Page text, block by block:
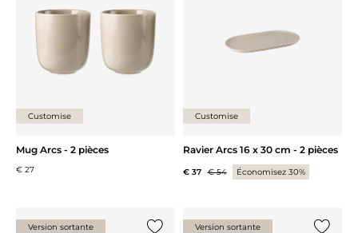
Customise
Mug Arcs - 2 pièces
€ 27
Customise
Ravier Arcs 16 x 30 cm - 2 pièces
€ 37 € 54 Économisez 30%
Version sortante Version sortante